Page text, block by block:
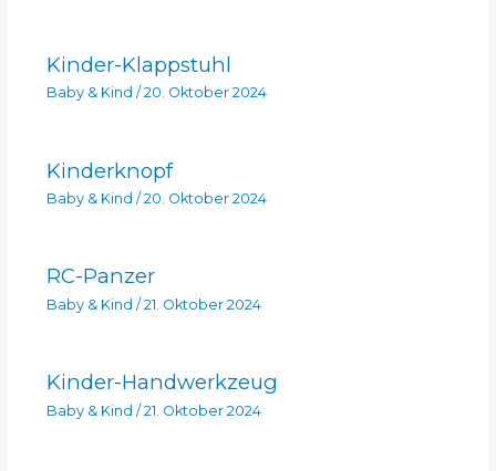
Kinder-Klappstuhl
Baby & Kind / 20. Oktober 2024
Kinderknopf
Baby & Kind / 20. Oktober 2024
RC-Panzer
Baby & Kind /21. Oktober 2024
Kinder-Handwerkzeug
Baby & Kind /21. Oktober 2024